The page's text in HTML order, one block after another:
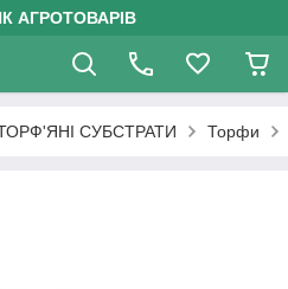
АГРОТОВАРІВ
СУБСТРАТИ Торфи